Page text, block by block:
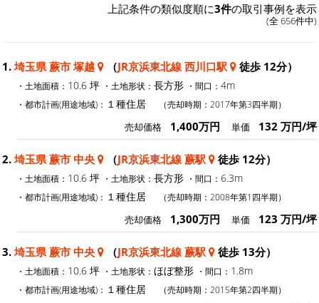
上記条件の類似度順に3件の取引事例を表示
(全 656件中)
1.埼玉県 蕨市 塚越 （JR京浜東北線 西川口駅 徒歩 12分）
・土地面積： 10.6 坪 ・土地形状： 長方形 ・間口： 4m
・都市計画(用途地域)： １種住居 （売却時期：2017年第3四半期）
売却価格 1,400万円 単価 132 万円/坪
2.埼玉県 蕨市 中央 （JR京浜東北線 蕨駅 徒歩 12分）
・土地面積： 10.6 坪 ・土地形状： 長方形 ・間口： 6.3m
・都市計画(用途地域)： １種住居 （売却時期：2008年第1四半期）
売却価格 1,300万円 単価 123 万円/坪
3.埼玉県 蕨市 中央 （JR京浜東北線 蕨駅 徒歩 13分）
・土地面積： 10.6 坪 ・土地形状： ほぼ整形 ・間口： 1.8m
・都市計画(用途地域)： １種住居 （売却時期：2015年第2四半期）